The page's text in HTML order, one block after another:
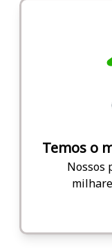
Temos o
Nossos